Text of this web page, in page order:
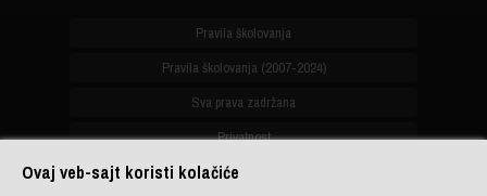
Pravila školovanja
Pravila školovanja (2007-2024)
Sva prava zadržana
Privatnost
Ovaj veb-sajt koristi kolačiće